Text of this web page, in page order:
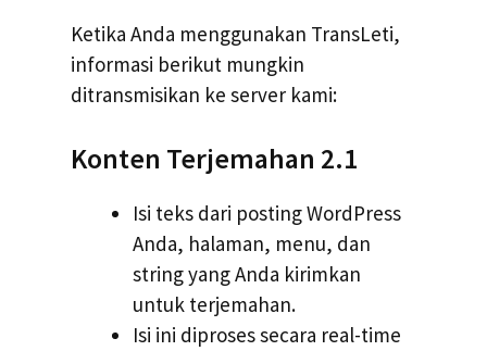
Ketika Anda menggunakan TransLeti,
informasi berikut mungkin
ditransmisikan ke server kami:
Konten Terjemahan 2.1
Isi teks dari posting WordPress
Anda, halaman, menu, dan
string yang Anda kirimkan
untuk terjemahan.
Isi ini diproses secara real-time